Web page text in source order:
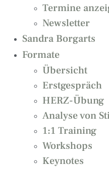
Termine
Newsletter
Sandra Borgarts
Formate
Übersicht
Erstgespräch
HERZ-Übung
Analyse von
1:1 Training
Workshops
Keynotes